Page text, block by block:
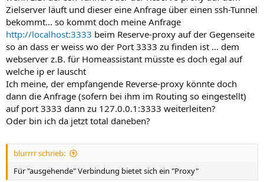
Zielserver läuft und dieser eine Anfrage über einen ssh-Tunnel
bekommt... so kommt doch meine Anfrage
http://localhost:3333 beim Reserve-proxy auf der Gegenseite
so an dass er weiss wo der Port 3333 zu finden ist ... dem
webserver z.B. für Homeassistant müsste es doch egal auf
welche ip er lauscht
Ich meine, der empfangende Reverse-proxy könnte doch
dann die Anfrage (sofern bei ihm im Routing so eingestellt)
auf port 3333 dann zu 127.0.0.1:3333 weiterleiten?
Oder bin ich da jetzt total daneben?
blurrrr schrieb:
Für "ausgehende" Verbindung bietet sich ein "Proxy"